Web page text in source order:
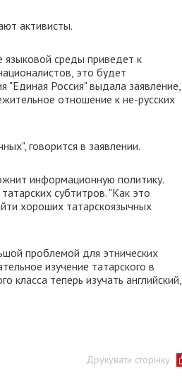
активисты.
языковой среды приведет к
это будет
"Единая Россия" выдала заявление,
отношение к не-русских
говорится в заявлении.
информационную политику.
субтитров. "Как это
хороших татарскоязычных
проблемой для этнических
изучение татарского в
класса теперь изучать английский,
Друкувати сторінку